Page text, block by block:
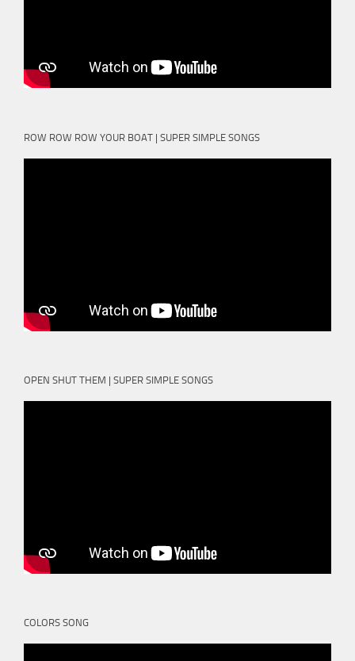
ROW ROW ROW YOUR BOAT | SUPER SIMPLE SONGS
OPEN SHUT THEM | SUPER SIMPLE SONGS
COLORS SONG